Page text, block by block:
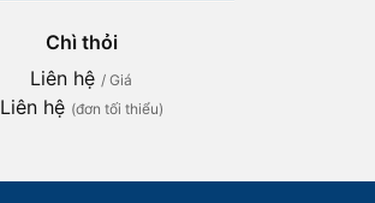
Chì thỏi
Liên hệ / Giá
Liên hệ (đơn tối thiểu)